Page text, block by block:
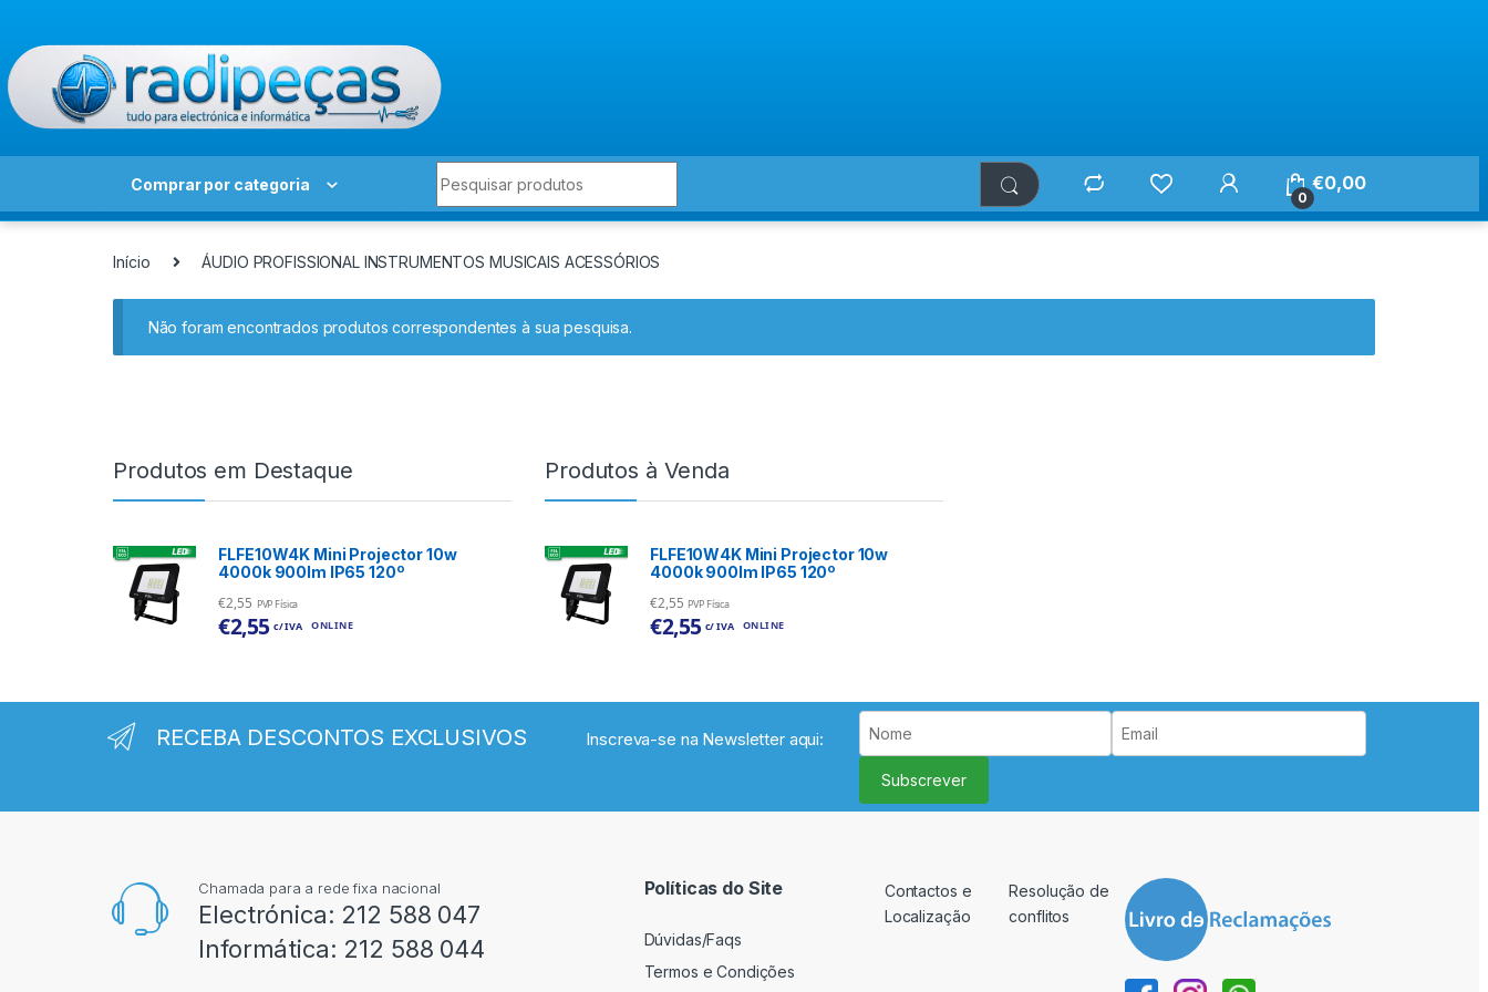
Comprar por categoria
0
€0,00
Início ÁUDIO PROFISSIONAL INSTRUMENTOS MUSICAIS ACESSÓRIOS
Não foram encontrados produtos correspondentes à sua pesquisa.
Produtos em Destaque
FLFE10W4K Mini Projector 10w
4000k 900lm IP65 120º
€2,55 PVP Física
€2,55 c/ IVA ONLINE
Produtos à Venda
FLFE10W4K Mini Projector 10w
4000k 900lm IP65 120º
€2,55 PVP Física
€2,55 c/ IVA ONLINE
RECEBA DESCONTOS EXCLUSIVOS Inscreva-se na Newsletter aqui:
Subscrever
Chamada para a rede fixa nacional
Electrónica: 212 588 047
Informática: 212 588 044
Políticas do Site
Dúvidas/Faqs
Termos e Condições
Contactos e
Localização
Resolução de
conflitos